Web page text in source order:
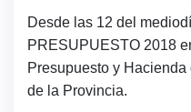
Desde las 12 del
PRESUPUESTO 2018
Presupuesto y
de la Provincia.